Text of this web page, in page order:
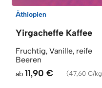
Äthiopien
Yirgacheffe Kaffee
Fruchtig, Vanille, reife
Beeren
ab 11,90 € (47,60 €/kg